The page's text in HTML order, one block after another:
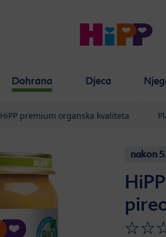
Dohrana Djeca
HiPP premium organska kvaliteta
nakon